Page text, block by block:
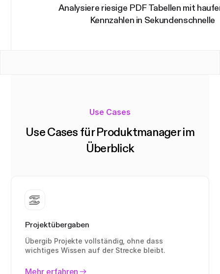
Analysiere riesige PDF Tabellen mit
Kennzahlen in Sekundenschnelle
Use Cases
Use Cases für Produktmanager im
Überblick
Projektübergaben
Übergib Projekte vollständig, ohne dass
wichtiges Wissen auf der Strecke bleibt.
Mehr erfahren